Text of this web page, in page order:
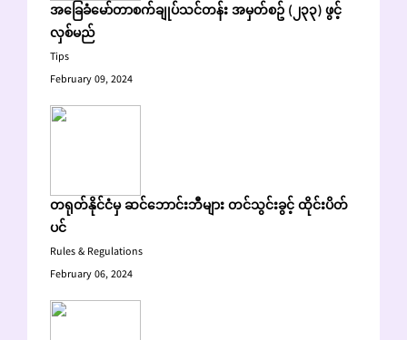
အခြေခံမော်တာစက်ချုပ်သင်တန်း အမှတ်စဥ် (၂၃၃) ဖွင့်
လှစ်မည်
Tips
February 09, 2024
တရုတ်နိုင်ငံမှ ဆင်ဘောင်းဘီများ တင်သွင်းခွင့် ထိုင်းပိတ်
ပင်
Rules & Regulations
February 06, 2024